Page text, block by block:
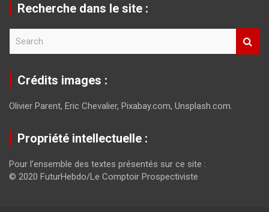
Recherche dans le site :
r
Crédits images :
Olivier Parent, Eric Chevalier, Pixabay.com, Unsplash.com.
Propriété intellectuelle :
Pour l’ensemble des textes présentés sur ce site :
© 2020 FuturHebdo/Le Comptoir Prospectiviste